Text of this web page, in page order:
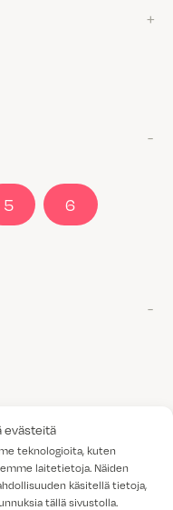
evästeitä
teknologioita, kuten
laitetietoja. Näiden
käsitellä tietoja,
tällä sivustolla.
5 6